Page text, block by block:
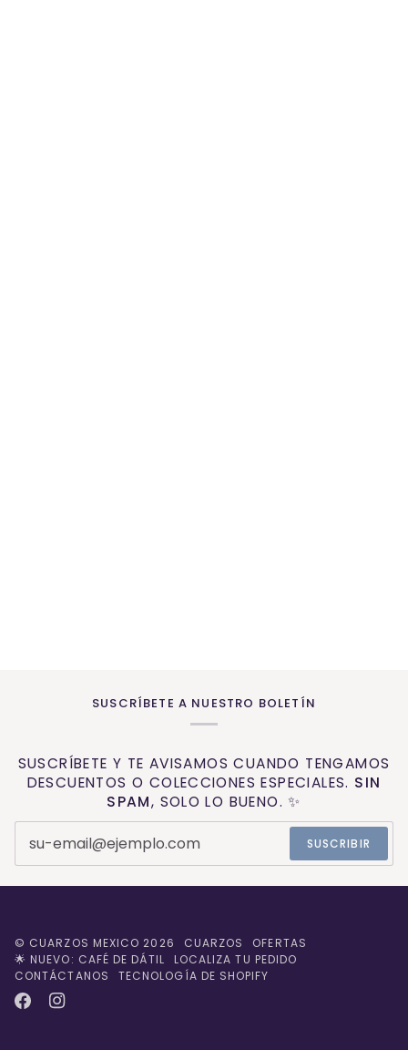
SUSCRÍBETE A NUESTRO BOLETÍN
SUSCRÍBETE Y TE AVISAMOS CUANDO TENGAMOS
DESCUENTOS O COLECCIONES ESPECIALES. SIN
SPAM, SOLO LO BUENO. ✨
SUSCRIBIR
© CUARZOS MEXICO 2026 CUARZOS
OFERTAS
🌟 NUEVO: CAFÉ DE DÁTIL
LOCALIZA TU PEDIDO
CONTÁCTANOS
TECNOLOGÍA DE SHOPIFY